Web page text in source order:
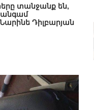
տանջանք են,
անգամ
Նարինե Դիլբարյան